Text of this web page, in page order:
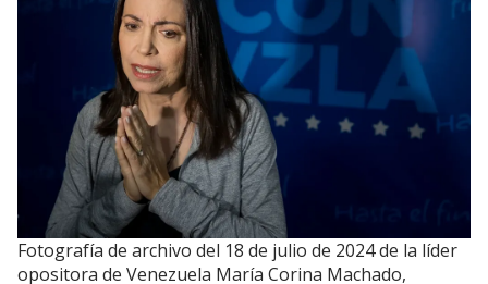
Fotografía de archivo del 18 de julio de 2024 de la líder
opositora de Venezuela María Corina Machado,